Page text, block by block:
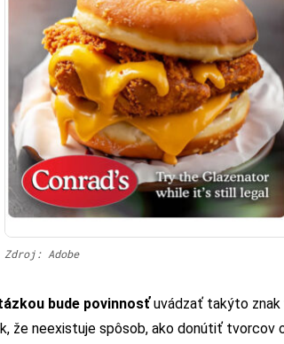
Zdroj: Adobe
bude povinnosťuvádzať takýto
že neexistuje spôsob, ako donútiť tvorcov